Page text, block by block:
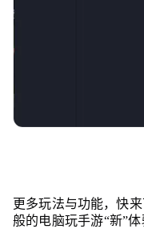
更多玩法与功能，快
般的电脑玩手游“新”